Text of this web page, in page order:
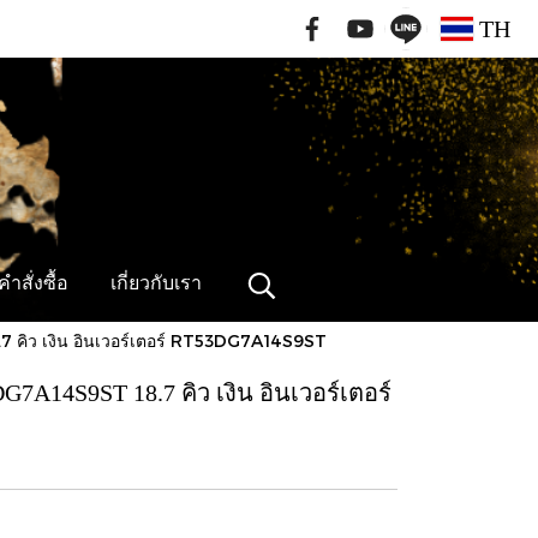
TH
ำสั่งซื้อ เกี่ยวกับเรา
คิว เงิน อินเวอร์เตอร์ RT53DG7A14S9ST
18.7 คิว เงิน อินเวอร์เตอร์